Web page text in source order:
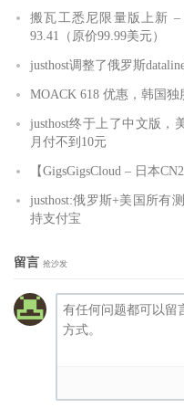
搬瓦工悉尼限量版上新 –
93.41（原价99.99美元）
justhost调整了俄罗斯
MOACK 618 优惠，韩国独
justhost终于上了中文版，
月付不到10元
【GigsGigsCloud – 日本
justhost:俄罗斯+美国所有
持支付宝
留言 抢沙发